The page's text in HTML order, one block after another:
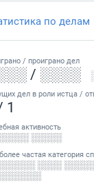
по делам
/ проиграно дел
/ ░░░░
дел в роли истца /
1
активность
░░░░░
частая категория
░░░░